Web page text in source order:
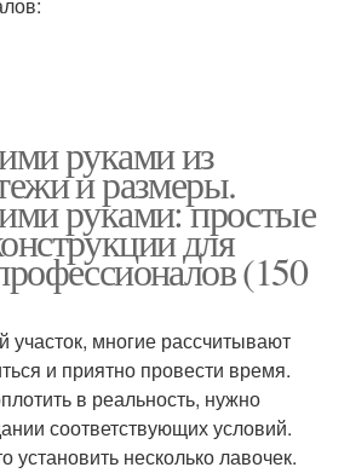
руками из
и размеры.
руками: простые
для
(150
многие рассчитывают
и приятно провести время.
в реальность, нужно
соответствующих условий.
установить несколько лавочек.